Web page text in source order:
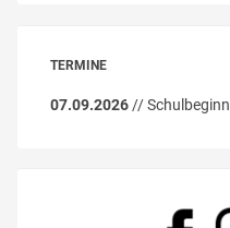
TERMINE
07.09.2026 // Schulbeginn